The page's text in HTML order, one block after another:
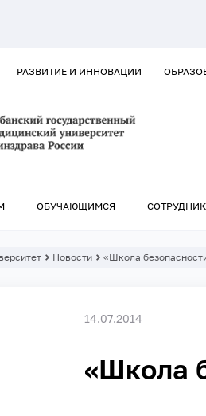
РАЗВИТИЕ И ИННОВАЦИИ
ОБУЧАЮЩИМСЯ
Новости «Школа
14.07.2014
«Школа